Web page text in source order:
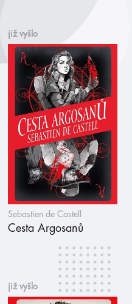
již vyšlo
Sebastien de Castell
Cesta Argosanů
již vyšlo